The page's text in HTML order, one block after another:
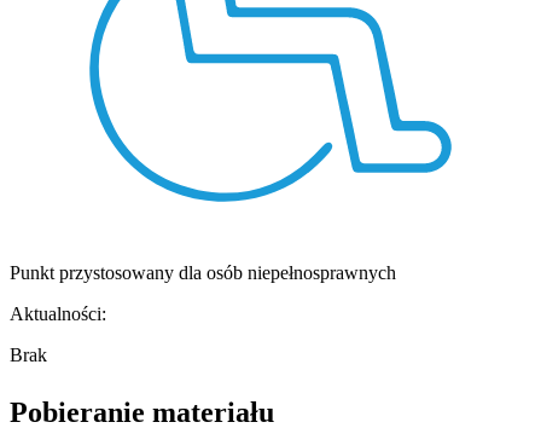
Punkt przystosowany dla osób niepełnosprawnych
Aktualności:
Brak
Pobieranie materiału